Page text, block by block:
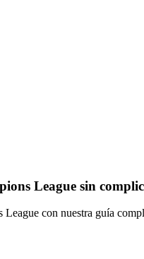
League sin
con nuestra guía